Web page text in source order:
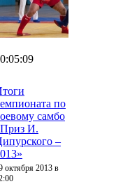
по
самбо
И.
–
октября 2013 в